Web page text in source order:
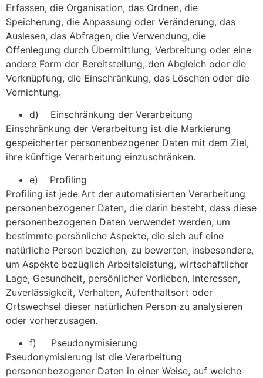
Erfassen, die Organisation, das Ordnen, die
Speicherung, die Anpassung oder Veränderung, das
Auslesen, das Abfragen, die Verwendung, die
Offenlegung durch Übermittlung, Verbreitung oder eine
andere Form der Bereitstellung, den Abgleich oder die
Verknüpfung, die Einschränkung, das Löschen oder die
Vernichtung.
d) Einschränkung der Verarbeitung
Einschränkung der Verarbeitung ist die Markierung
gespeicherter personenbezogener Daten mit dem Ziel,
ihre künftige Verarbeitung einzuschränken.
e) Profiling
Profiling ist jede Art der automatisierten Verarbeitung
personenbezogener Daten, die darin besteht, dass diese
personenbezogenen Daten verwendet werden, um
bestimmte persönliche Aspekte, die sich auf eine
natürliche Person beziehen, zu bewerten, insbesondere,
um Aspekte bezüglich Arbeitsleistung, wirtschaftlicher
Lage, Gesundheit, persönlicher Vorlieben, Interessen,
Zuverlässigkeit, Verhalten, Aufenthaltsort oder
Ortswechsel dieser natürlichen Person zu analysieren
oder vorherzusagen.
f) Pseudonymisierung
Pseudonymisierung ist die Verarbeitung
personenbezogener Daten in einer Weise, auf welche